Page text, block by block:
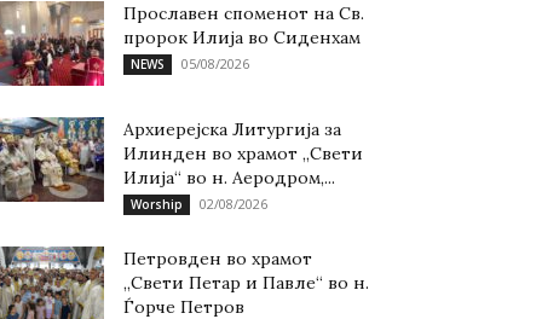
Прославен споменот на Св.
пророк Илија во Сиденхам
NEWS 05/08/2026
Архиерејска Литургија за
Илинден во храмот „Свети
Илија“ во н. Аеродром,...
Worship 02/08/2026
Петровден во храмот
„Свети Петар и Павле“ во н.
Ѓорче Петров